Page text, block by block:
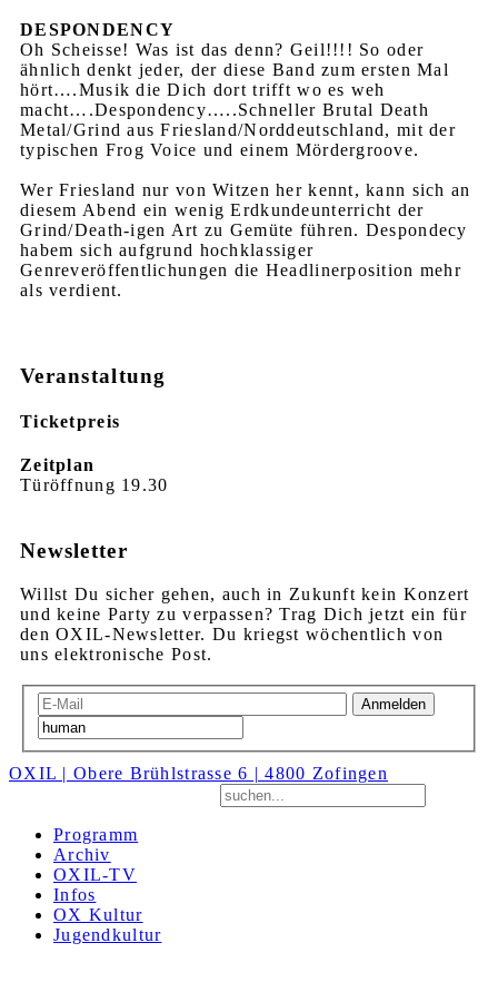
DESPONDENCY
Oh Scheisse! Was ist das denn? Geil!!!! So oder
ähnlich denkt jeder, der diese Band zum ersten Mal
hört….Musik die Dich dort trifft wo es weh
macht….Despondency…..Schneller Brutal Death
Metal/Grind aus Friesland/Norddeutschland, mit der
typischen Frog Voice und einem Mördergroove.
Wer Friesland nur von Witzen her kennt, kann sich an
diesem Abend ein wenig Erdkundeunterricht der
Grind/Death-igen Art zu Gemüte führen. Despondecy
habem sich aufgrund hochklassiger
Genreveröffentlichungen die Headlinerposition mehr
als verdient.
Veranstaltung
Ticketpreis
Zeitplan
Türöffnung 19.30
Newsletter
Willst Du sicher gehen, auch in Zukunft kein Konzert
und keine Party zu verpassen? Trag Dich jetzt ein für
den OXIL-Newsletter. Du kriegst wöchentlich von
uns elektronische Post.
Anmelden
OXIL | Obere Brühlstrasse 6 | 4800 Zofingen
Programm
Archiv
OXIL-TV
Infos
OX Kultur
Jugendkultur